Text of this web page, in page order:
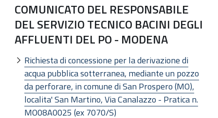
COMUNICATO DEL RESPONSABILE
DEL SERVIZIO TECNICO BACINI DEGLI
AFFLUENTI DEL PO - MODENA
Richiesta di concessione per la derivazione di
acqua pubblica sotterranea, mediante un pozzo
da perforare, in comune di San Prospero (MO),
localita' San Martino, Via Canalazzo - Pratica n.
MO08A0025 (ex 7070/S)